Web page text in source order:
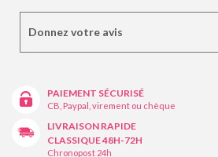
Donnez votre avis
PAIEMENT SÉCURISÉ
CB, Paypal, virement ou chèque
LIVRAISON RAPIDE
CLASSIQUE 48H-72H
Chronopost 24h